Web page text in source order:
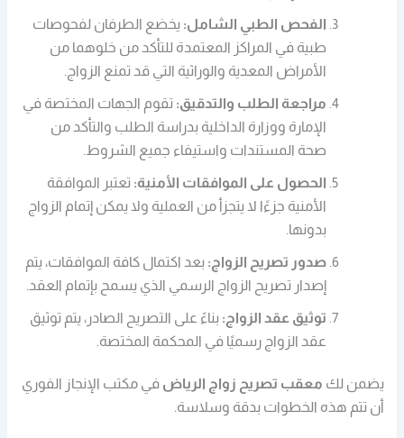
الفحص الطبي الشامل: يخضع الطرفان لفحوصات
طبية في المراكز المعتمدة للتأكد من خلوهما من
الأمراض المعدية والوراثية التي قد تمنع الزواج.
مراجعة الطلب والتدقيق: تقوم الجهات المختصة في
الإمارة ووزارة الداخلية بدراسة الطلب والتأكد من
صحة المستندات واستيفاء جميع الشروط.
الحصول على الموافقات الأمنية: تعتبر الموافقة
الأمنية جزءًا لا يتجزأ من العملية ولا يمكن إتمام الزواج
بدونها.
صدور تصريح الزواج: بعد اكتمال كافة الموافقات، يتم
إصدار تصريح الزواج الرسمي الذي يسمح بإتمام العقد.
توثيق عقد الزواج: بناءً على التصريح الصادر، يتم توثيق
عقد الزواج رسميًا في المحكمة المختصة.
يضمن لك معقب تصريح زواج الرياض في مكتب الإنجاز الفوري
أن تتم هذه الخطوات بدقة وسلاسة.